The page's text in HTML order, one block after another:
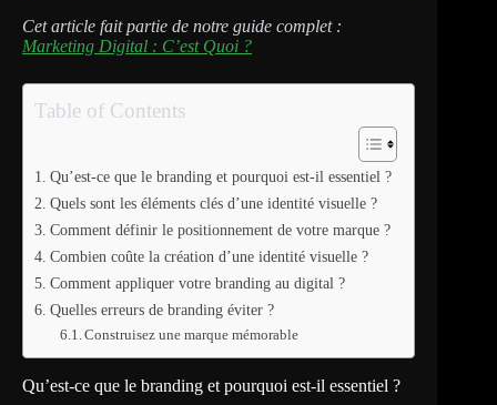
Cet article fait partie de notre guide complet :
Marketing Digital : C’est Quoi ?
Table of Contents
Qu’est-ce que le branding et pourquoi est-il essentiel ?
Quels sont les éléments clés d’une identité visuelle ?
Comment définir le positionnement de votre marque ?
Combien coûte la création d’une identité visuelle ?
Comment appliquer votre branding au digital ?
Quelles erreurs de branding éviter ?
Construisez une marque mémorable
Qu’est-ce que le branding et pourquoi est-il essentiel ?